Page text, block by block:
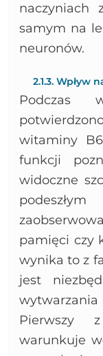
naczyniach
samym na
neuronów.
2.1.3. Wpływ
Podczas
witaminy
funkcji
widoczne
pamięci czy
wynika to z
jest
Pierwszy
warunkuje